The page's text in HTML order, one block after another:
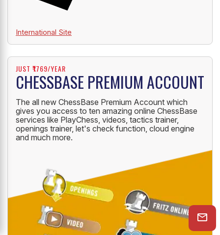
International Site
JUST ₹1769/YEAR
CHESSBASE PREMIUM ACCOUNT
The all new ChessBase Premium Account which
gives you access to ten amazing online ChessBase
services like PlayChess, videos, tactics trainer,
openings trainer, let's check function, cloud engine
and much more.